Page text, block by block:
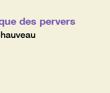
des pervers